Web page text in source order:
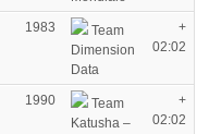
1983
Team
Dimension
Data
+
02:02
1990
Team
Katusha –
+
02:02